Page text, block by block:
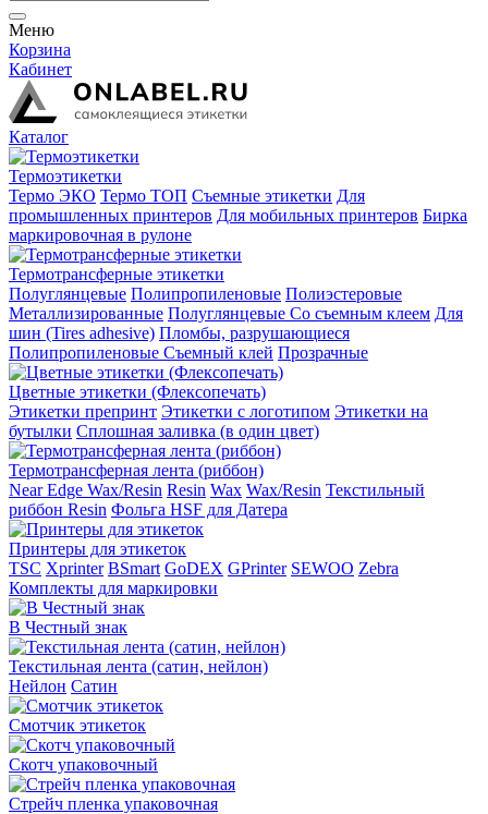
Меню
Корзина
Кабинет
Каталог
Термоэтикетки
Термо ЭКО Термо ТОП Съемные этикетки Для
промышленных принтеров Для мобильных принтеров Бирка
маркировочная в рулоне
Термотрансферные этикетки
Полуглянцевые Полипропиленовые Полиэстеровые
Металлизированные Полуглянцевые Со съемным клеем Для
шин (Tires adhesive) Пломбы, разрушающиеся
Полипропиленовые Съемный клей Прозрачные
Цветные этикетки (Флексопечать)
Этикетки препринт Этикетки с логотипом Этикетки на
бутылки Сплошная заливка (в один цвет)
Термотрансферная лента (риббон)
Near Edge Wax/Resin Resin Wax Wax/Resin Текстильный
риббон Resin Фольга HSF для Датера
Принтеры для этикеток
TSC Xprinter BSmart GoDEX GPrinter SEWOO Zebra
Комплекты для маркировки
В Честный знак
Текстильная лента (сатин, нейлон)
Нейлон Сатин
Смотчик этикеток
Скотч упаковочный
Стрейч пленка упаковочная